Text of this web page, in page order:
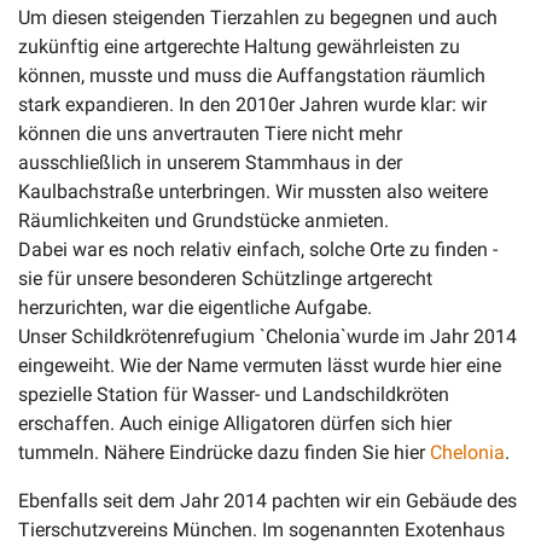
Um diesen steigenden Tierzahlen zu begegnen und auch
zukünftig eine artgerechte Haltung gewährleisten zu
können, musste und muss die Auffangstation räumlich
stark expandieren. In den 2010er Jahren wurde klar: wir
können die uns anvertrauten Tiere nicht mehr
ausschließlich in unserem Stammhaus in der
Kaulbachstraße unterbringen. Wir mussten also weitere
Räumlichkeiten und Grundstücke anmieten.
Dabei war es noch relativ einfach, solche Orte zu finden -
sie für unsere besonderen Schützlinge artgerecht
herzurichten, war die eigentliche Aufgabe.
Unser Schildkrötenrefugium `Chelonia`wurde im Jahr 2014
eingeweiht. Wie der Name vermuten lässt wurde hier eine
spezielle Station für Wasser- und Landschildkröten
erschaffen. Auch einige Alligatoren dürfen sich hier
tummeln. Nähere Eindrücke dazu finden Sie hier Chelonia.
Ebenfalls seit dem Jahr 2014 pachten wir ein Gebäude des
Tierschutzvereins München. Im sogenannten Exotenhaus